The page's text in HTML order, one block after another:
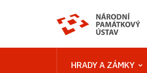
HRADY A ZÁMKY